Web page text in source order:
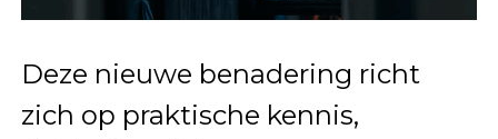
Deze nieuwe benadering richt
zich op praktische kennis,